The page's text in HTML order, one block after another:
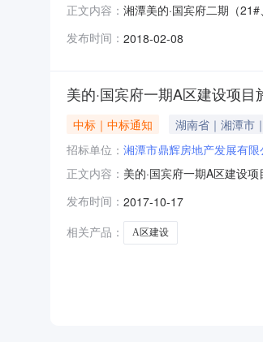
正文内容： 湘潭美的·国宾府二期（
府二期（21#、22#、23#
发布时间： 2018-02-08
美的·国宾府一期A区建设项目
中标｜中标通知
湖南省｜湘潭市
招标单位： 湘潭市鼎辉房地产发展有限
正文内容： 美的·国宾府一期A区建设
南天元建设有限公司张志
发布时间： 2017-10-17
相关产品：
A区建设